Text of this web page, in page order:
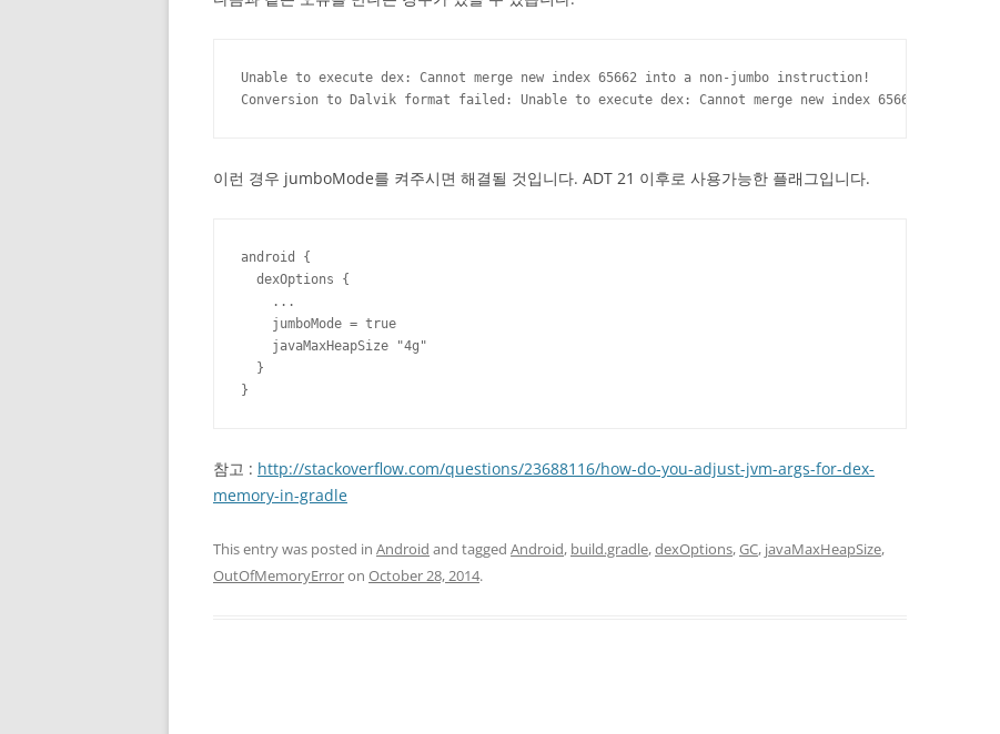
Unable to execute dex: Cannot merge new index 65662 into a non-jumbo instruction!
Conversion to Dalvik format failed: Unable to execute dex: Cannot merge new index 65662 into a
이런 경우 jumboMode를 켜주시면 해결될 것입니다. ADT 21 이후로 사용가능한 플래그입니다.
android {
  dexOptions {
    ...
    jumboMode = true
    javaMaxHeapSize "4g"
  }
}
참고 : http://stackoverflow.com/questions/23688116/how-do-you-adjust-jvm-args-for-dex-
memory-in-gradle
This entry was posted in Android and tagged Android, build.gradle,dexOptions,GC, javaMaxHeapSize,
OutOfMemoryErroron October 28, 2014.